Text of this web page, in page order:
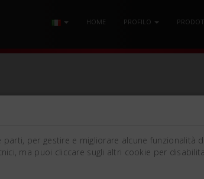
HOME PROFILO
per gestire e migliorare alcune funzionalità
ma puoi cliccare sugli altri cookie per